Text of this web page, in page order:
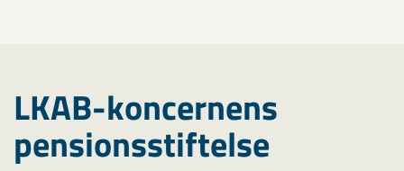
LKAB-koncernens
pensionsstiftelse